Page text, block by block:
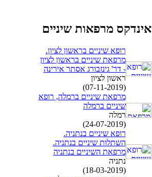
אינדקס מרפאות שיניים
רופא שיניים בראשון לציון.
מרפאת שיניים בראשון לציון
- דר' גינזבורג אסתר אירינה
ראשון לציון
(07-11-2019)
מרפאת שיניים ברמלה, רופא
שיניים ברמלה
רמלה
(24-07-2019)
רופא שיניים בנתניה.
השתלות שיניים בנתניה.
מרפאת השיניים בנתניה
נתניה
(18-03-2019)